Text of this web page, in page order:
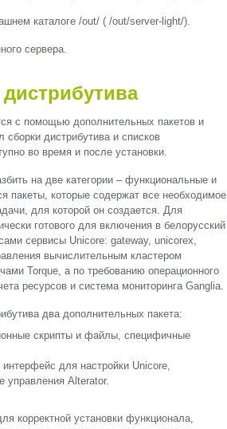
каталоге /out/ ( /out/server-light/).
сервера.
с помощью дополнительных пакетов и
дистрибутива и списков
во время и после установки.
на две категории – функциональные и
пакеты, которые содержат все необходимое
для которой он создается. Для
готового для включения в белорусский
сервисы Unicore: gateway, unicorex,
вычислительным кластером
Torque, а по требованию операционного
ресурсов и система мониторинга Ganglia.
два дополнительных пакета:
скрипты и файлы, специфичные
для настройки Unicore,
управления Alterator.
корректной установки функционала,